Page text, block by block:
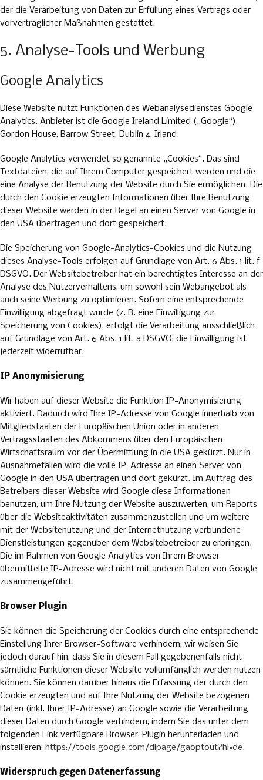
der die Verarbeitung von Daten zur Erfüllung eines Vertrags oder
vorvertraglicher Maßnahmen gestattet.
5. Analyse-Tools und Werbung
Google Analytics
Diese Website nutzt Funktionen des Webanalysedienstes Google
Analytics. Anbieter ist die Google Ireland Limited („Google“),
Gordon House, Barrow Street, Dublin 4, Irland.
Google Analytics verwendet so genannte „Cookies“. Das sind
Textdateien, die auf Ihrem Computer gespeichert werden und die
eine Analyse der Benutzung der Website durch Sie ermöglichen. Die
durch den Cookie erzeugten Informationen über Ihre Benutzung
dieser Website werden in der Regel an einen Server von Google in
den USA übertragen und dort gespeichert.
Die Speicherung von Google-Analytics-Cookies und die Nutzung
dieses Analyse-Tools erfolgen auf Grundlage von Art. 6 Abs. 1 lit. f
DSGVO. Der Websitebetreiber hat ein berechtigtes Interesse an der
Analyse des Nutzerverhaltens, um sowohl sein Webangebot als
auch seine Werbung zu optimieren. Sofern eine entsprechende
Einwilligung abgefragt wurde (z. B. eine Einwilligung zur
Speicherung von Cookies), erfolgt die Verarbeitung ausschließlich
auf Grundlage von Art. 6 Abs. 1 lit. a DSGVO; die Einwilligung ist
jederzeit widerrufbar.
IP Anonymisierung
Wir haben auf dieser Website die Funktion IP-Anonymisierung
aktiviert. Dadurch wird Ihre IP-Adresse von Google innerhalb von
Mitgliedstaaten der Europäischen Union oder in anderen
Vertragsstaaten des Abkommens über den Europäischen
Wirtschaftsraum vor der Übermittlung in die USA gekürzt. Nur in
Ausnahmefällen wird die volle IP-Adresse an einen Server von
Google in den USA übertragen und dort gekürzt. Im Auftrag des
Betreibers dieser Website wird Google diese Informationen
benutzen, um Ihre Nutzung der Website auszuwerten, um Reports
über die Websiteaktivitäten zusammenzustellen und um weitere
mit der Websitenutzung und der Internetnutzung verbundene
Dienstleistungen gegenüber dem Websitebetreiber zu erbringen.
Die im Rahmen von Google Analytics von Ihrem Browser
übermittelte IP-Adresse wird nicht mit anderen Daten von Google
zusammengeführt.
Browser Plugin
Sie können die Speicherung der Cookies durch eine entsprechende
Einstellung Ihrer Browser-Software verhindern; wir weisen Sie
jedoch darauf hin, dass Sie in diesem Fall gegebenenfalls nicht
sämtliche Funktionen dieser Website vollumfänglich werden nutzen
können. Sie können darüber hinaus die Erfassung der durch den
Cookie erzeugten und auf Ihre Nutzung der Website bezogenen
Daten (inkl. Ihrer IP-Adresse) an Google sowie die Verarbeitung
dieser Daten durch Google verhindern, indem Sie das unter dem
folgenden Link verfügbare Browser-Plugin herunterladen und
installieren: https://tools.google.com/dlpage/gaoptout?hl=de.
Widerspruch gegen Datenerfassung